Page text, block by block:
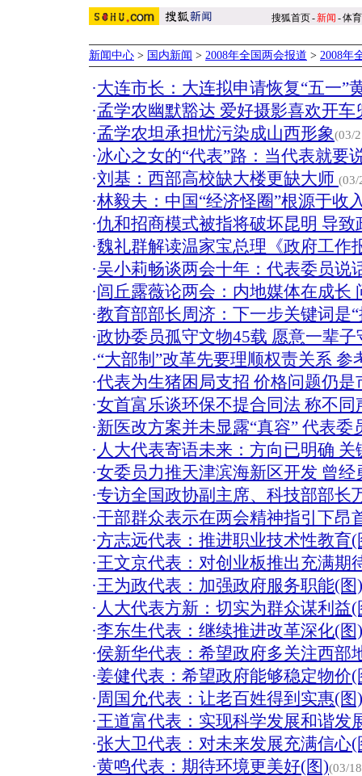
搜狐首页-新闻 -体育
新闻中心 > 国内新闻 > 2008年全国两会报道 > 2008年
·大连市长：大连拟申请恢复“五一”
·孟学农幽默豁达 爱好摄影喜欢开车
·孟学农坦承担忧污染成山西形象(03/
·冰心之女的“代表”路：当代表就要
·刘基：西部高校缺大楼更缺大师 (03/
·林毅夫：中国“经济怪圈”根源于收
·仇和招商模式被指将破坏昆明 导致
·魏礼群解读温家宝总理《政府工作
·吴小莉畅谈两会十年：代表委员说
·闾丘露薇论两会：内地媒体在成长
·教育部部长周济：下一步关键词是
·政协委员孤守文物45载 愿意一辈子
·“大部制”改革先要理顺权责关系 参
·代表为生猪困局支招 价格问题仍是
·女首富乐谈环保不提合同法 称不同
·新医改方案并未显露“真容” 代表委
· 人大代表寄语未来：方向已明确 关
·女委员力推天津滨海新区开发 曾经
·专访全国政协副主席、科技部部长
·干部群众表示在两会精神指引下昂
·方志远代表：推进职业技术性教育(
·王文京代表：对创业板推出充满期
·王为政代表：加强政府服务职能(图)
· 人大代表方新：切实为群众谋利益(
·李东生代表：继续推进改革深化(图)
·侯新华代表：希望政府多关注西部
·姜健代表：希望政府能够稳定物价(
·周国允代表：让老百姓得到实惠(图)
·王道富代表：实现科学发展和谐发
·张大卫代表：对未来发展充满信心(
·黄鸣代表：期待环境更美好(图)(03/